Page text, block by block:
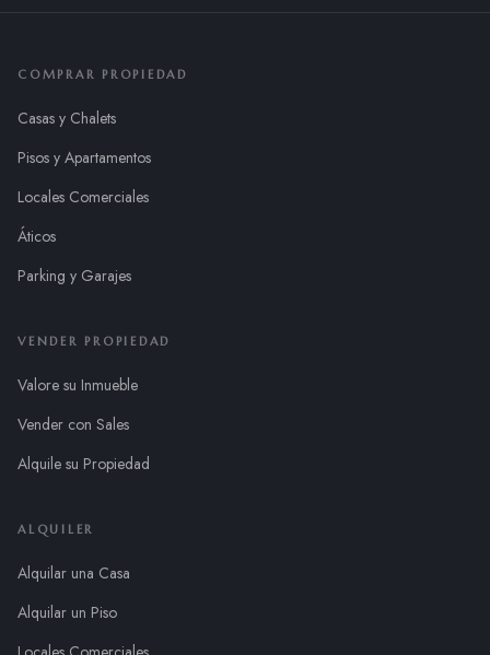
COMPRAR PROPIEDAD
Casas y Chalets
Pisos y Apartamentos
Locales Comerciales
Áticos
Parking y Garajes
VENDER PROPIEDAD
Valore su Inmueble
Vender con Sales
Alquile su Propiedad
ALQUILER
Alquilar una Casa
Alquilar un Piso